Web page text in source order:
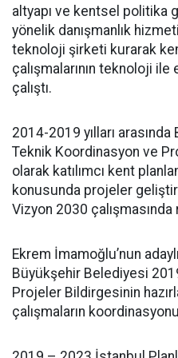
altyapı ve kentsel politika
yönelik danışmanlık
teknoloji şirketi kurarak
çalışmalarının teknoloji
çalıştı.
2014-2019 yılları
Teknik Koordinasyon ve
olarak katılımcı kent
konusunda projeler
Vizyon 2030 çalışmasında
Ekrem İmamoğlu’nun
Büyükşehir Belediyesi
Projeler Bildirgesinin
çalışmaların